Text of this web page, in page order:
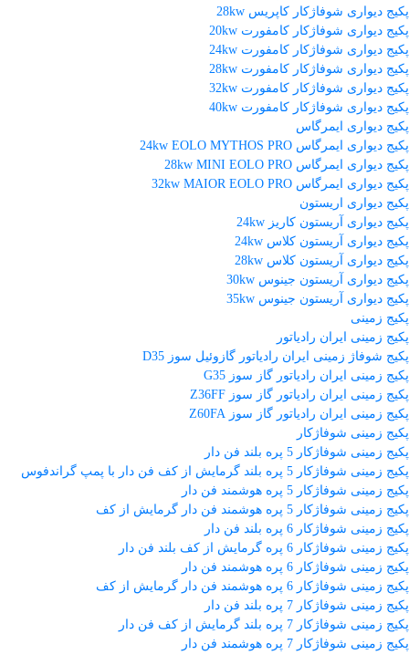
پکیج دیواری شوفاژکار کاپریس 28kw
پکیج دیواری شوفاژکار کامفورت 20kw
پکیج دیواری شوفاژکار کامفورت 24kw
پکیج دیواری شوفاژکار کامفورت 28kw
پکیج دیواری شوفاژکار کامفورت 32kw
پکیج دیواری شوفاژکار کامفورت 40kw
پکیج دیواری ایمرگاس
پکیج دیواری ایمرگاس 24kw EOLO MYTHOS PRO
پکیج دیواری ایمرگاس 28kw MINI EOLO PRO
پکیج دیواری ایمرگاس 32kw MAIOR EOLO PRO
پکیج دیواری اریستون
پکیج دیواری آریستون کاریز 24kw
پکیج دیواری آریستون کلاس 24kw
پکیج دیواری آریستون کلاس 28kw
پکیج دیواری آریستون جینوس 30kw
پکیج دیواری آریستون جینوس 35kw
پکیج زمینی
پکیج زمینی ایران رادیاتور
پکیج شوفاژ زمینی ایران رادیاتور گازوئیل سوز D35
پکیج زمینی ایران رادیاتور گاز سوز G35
پکیج زمینی ایران رادیاتور گاز سوز Z36FF
پکیج زمینی ایران رادیاتور گاز سوز Z60FA
پکیج زمینی شوفاژکار
پکیج زمینی شوفاژکار 5 پره بلند فن دار
پکیج زمینی شوفاژکار 5 پره بلند گرمایش از کف فن دار با پمپ گراندفوس
پکیج زمینی شوفاژکار 5 پره هوشمند فن دار
پکیج زمینی شوفاژکار 5 پره هوشمند فن دار گرمایش از کف
پکیج زمینی شوفاژکار 6 پره بلند فن دار
پکیج زمینی شوفاژکار 6 پره گرمایش از کف بلند فن دار
پکیج زمینی شوفاژکار 6 پره هوشمند فن دار
پکیج زمینی شوفاژکار 6 پره هوشمند فن دار گرمایش از کف
پکیج زمینی شوفاژکار 7 پره بلند فن دار
پکیج زمینی شوفاژکار 7 پره بلند گرمایش از کف فن دار
پکیج زمینی شوفاژکار 7 پره هوشمند فن دار